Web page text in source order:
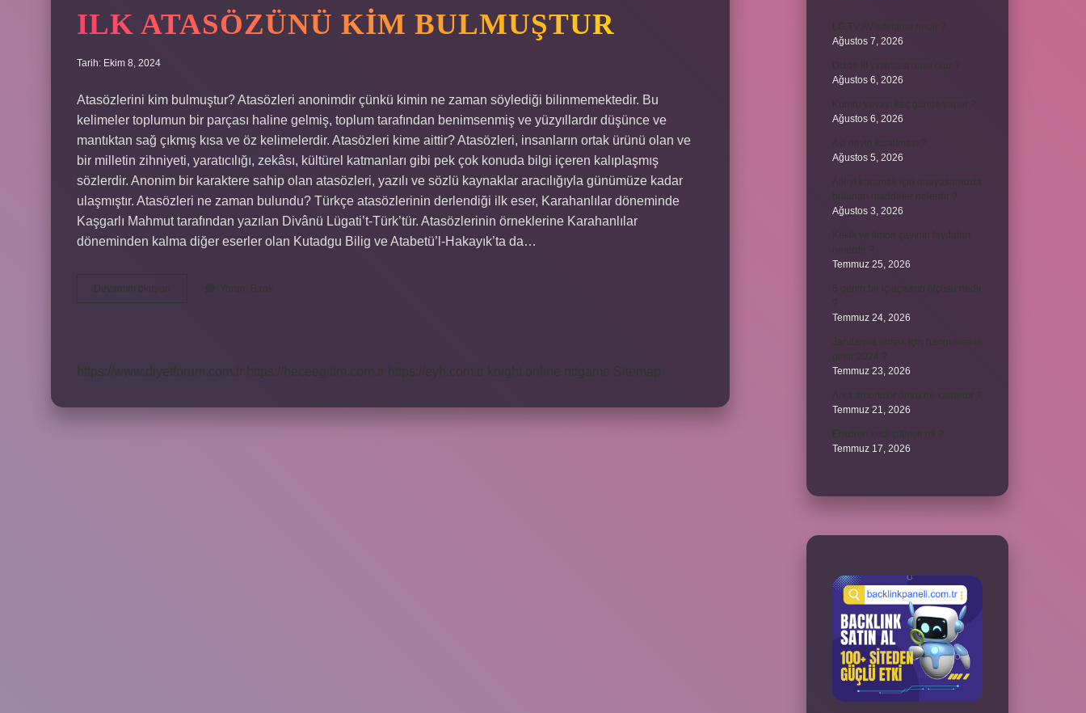
ILK ATASÖZÜNÜ KIM BULMUŞTUR
Tarih: Ekim 8, 2024
Atasözlerini kim bulmuştur? Atasözleri anonimdir çünkü kimin ne zaman söylediği bilinmemektedir. Bu
kelimeler toplumun bir parçası haline gelmiş, toplum tarafından benimsenmiş ve yüzyıllardır düşünce ve
mantıktan sağ çıkmış kısa ve öz kelimelerdir. Atasözleri kime aittir? Atasözleri, insanların ortak ürünü olan ve
bir milletin zihniyeti, yaratıcılığı, zekâsı, kültürel katmanları gibi pek çok konuda bilgi içeren kalıplaşmış
sözlerdir. Anonim bir karaktere sahip olan atasözleri, yazılı ve sözlü kaynaklar aracılığıyla günümüze kadar
ulaşmıştır. Atasözleri ne zaman bulundu? Türkçe atasözlerinin derlendiği ilk eser, Karahanlılar döneminde
Kaşgarlı Mahmut tarafından yazılan Divânü Lügati’t-Türk’tür. Atasözlerinin örneklerine Karahanlılar
döneminden kalma diğer eserler olan Kutadgu Bilig ve Atabetü’l-Hakayık’ta da…
Ağustos 7, 2026
Ağustos 6, 2026
Ağustos 6, 2026
Ağustos 5, 2026
Ağustos 3, 2026
Temmuz 25, 2026
Temmuz 24, 2026
Temmuz 23, 2026
Temmuz 21, 2026
Temmuz 17, 2026